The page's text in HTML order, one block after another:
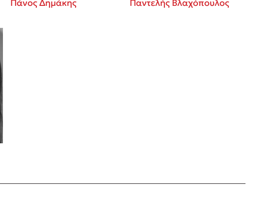
Πάνος Δημάκης Παντελής Βλαχόπουλος